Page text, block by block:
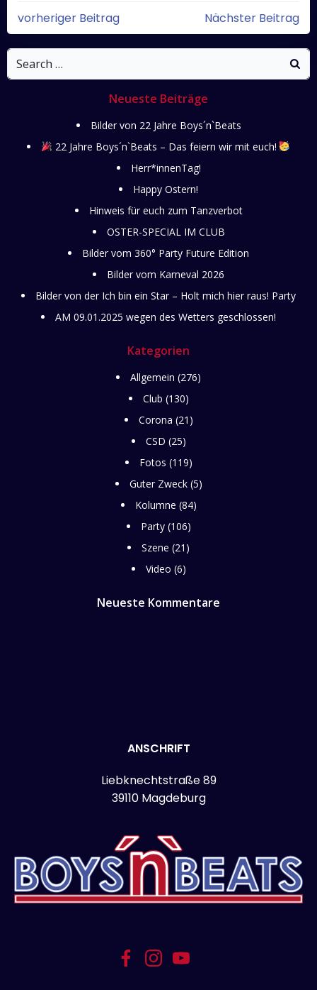
Post
navigation
vorheriger Beitrag
PostNächster Beitrag
Search
for:
Neueste Beiträge
Bilder von 22 Jahre Boys´n`Beats
22 Jahre Boys´n`Beats – Das feiern wir mit euch!
Herr*innenTag!
Happy Ostern!
Hinweis für euch zum Tanzverbot
OSTER-SPECIAL IM CLUB
Bilder vom 360° Party Future Edition
Bilder vom Karneval 2026
Bilder von der Ich bin ein Star – Holt mich hier raus! Party
AM 09.01.2025 wegen des Wetters geschlossen!
Kategorien
Allgemein (276)
Club (130)
Corona (21)
CSD (25)
Fotos (119)
Guter Zweck(5)
Kolumne (84)
Party(106)
Szene (21)
Video (6)
Neueste Kommentare
ANSCHRIFT
Liebknechtstraße 89
39110 Magdeburg